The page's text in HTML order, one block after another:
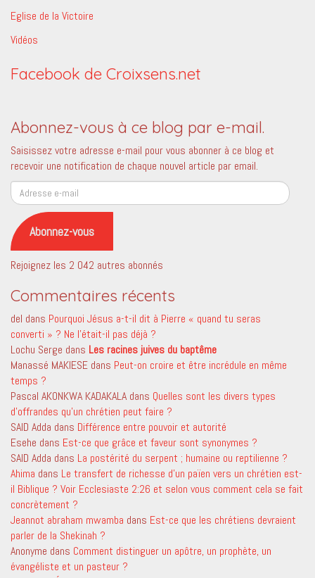
Eglise de la Victoire
Vidéos
Facebook de Croixsens.net
Abonnez-vous à ce blog par e-mail.
Saisissez votre adresse e-mail pour vous abonner à ce blog et
recevoir une notification de chaque nouvel article par email.
Adresse
e-
mail
Abonnez-vous
Rejoignez les 2 042 autres abonnés
Commentaires récents
del dans Pourquoi Jésus a-t-il dit à Pierre « quand tu seras
converti » ? Ne l’était-il pas déjà ?
Lochu Serge dans Les racines juives du baptême
Manassé MAKIESE dans Peut-on croire et être incrédule en même
temps ?
Pascal AKONKWA KADAKALA dans Quelles sont les divers types
d’offrandes qu’un chrétien peut faire ?
SAID Adda dans Différence entre pouvoir et autorité
Esehe dans Est-ce que grâce et faveur sont synonymes ?
SAID Adda dans La postérité du serpent ; humaine ou reptilienne ?
Ahima dans Le transfert de richesse d’un païen vers un chrétien est-
il Biblique ? Voir Ecclesiaste 2:26 et selon vous comment cela se fait
concrètement ?
Jeannot abraham mwamba dans Est-ce que les chrétiens devraient
parler de la Shekinah ?
Anonyme dans Comment distinguer un apôtre, un prophète, un
évangéliste et un pasteur ?